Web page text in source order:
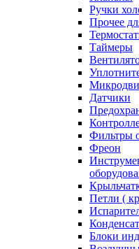
Ручки
Прочее
Таймеры
Датчики
Фильтры
Фреон
Петли (
Блоки